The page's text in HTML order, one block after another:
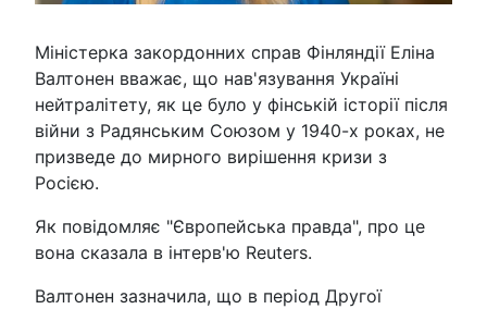
Міністерка закордонних справ Фінляндії Еліна
Валтонен вважає, що нав'язування Україні
нейтралітету, як це було у фінській історії після
війни з Радянським Союзом у 1940-х роках, не
призведе до мирного вирішення кризи з
Росією.
Як повідомляє "Європейська правда", про це
вона сказала в інтерв'ю Reuters.
Валтонен зазначила, що в період Другої